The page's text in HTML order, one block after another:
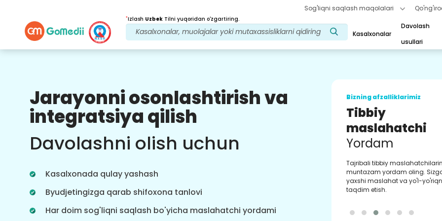
Sog'liqni saqlash maqolalari
*Izlash Uzbek Tilni yuqoridan o'zgartiring.
Kasalxonalar
Davolash
usullari
Jarayonni osonlashtirish va
integratsiya qilish
Davolashni olish uchun
Kasalxonada qulay yashash
Byudjetingizga qarab shifoxona tanlovi
Har doim sog'liqni saqlash bo'yicha maslahatchi yordami
Bizning afzalliklarimiz
Davolanishdan
keyingikuzatuv
parvarishi
muammolaringizni hal qilish uchun
24x7 tibbiy va bemorlarni qo'llab-
quvvatlang. Davolanish ehtiyojlaringiz
haqida muntazam yangilanishlar.
Bizning afzalliklarimiz
Tibbiy
maslahatchi
Yordam
Tajribali tibbiy
muntazam yordam oling.
yaxshi maslahat va yo'l-
taqdim etish.